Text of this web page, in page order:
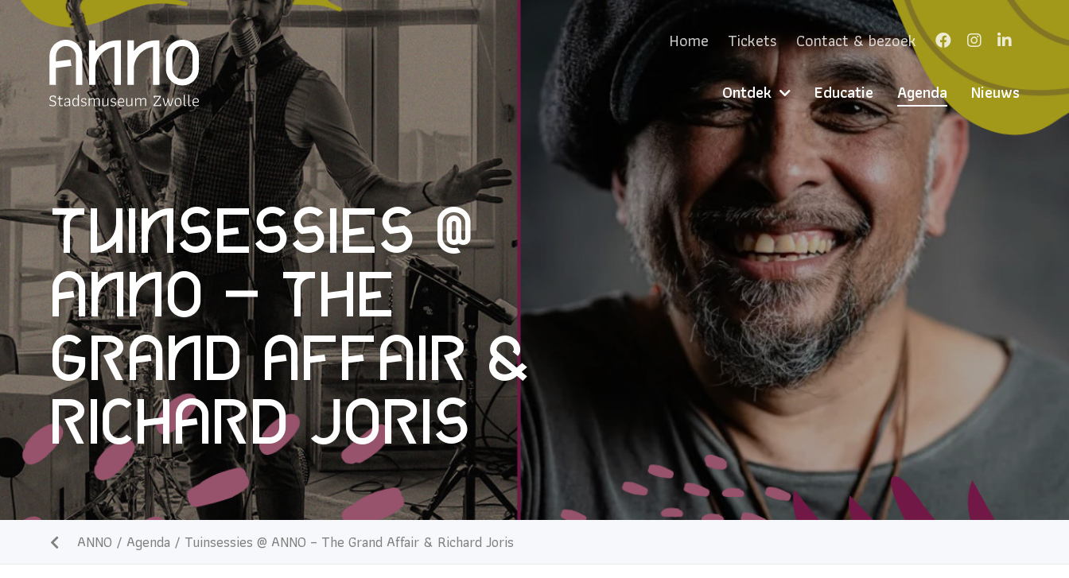
Ontdek Educatie Agenda Nieuws
Home Tickets Contact & bezoek
Tuinsessies @
ANNO – The
Grand Affair &
Richard Joris
ANNO / Agenda / Tuinsessies @ ANNO – The Grand Affair & Richard Joris